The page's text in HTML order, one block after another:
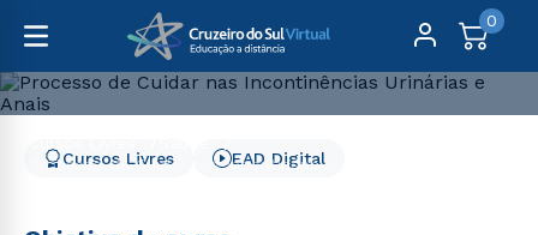
0
Processo de Cuidar nas Incontinências Urinárias e Anais
Cursos Livres EAD Digital